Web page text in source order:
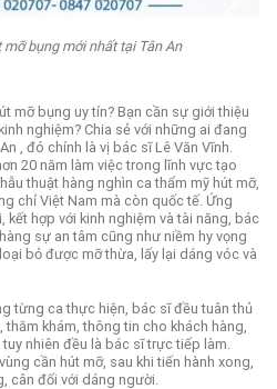
bụng mới nhất tại Tân An
mỡ bụng uy tín? Bạn cần sự giới thiệu
nghiệm? Chia sẻ với những ai đang
, đó chính là vị bác sĩ Lê Văn Vĩnh.
20 năm làm việc trong lĩnh vực tạo
thuật hàng nghìn ca thẩm mỹ hút mỡ,
chỉ Việt Nam mà còn quốc tế. Ứng
hợp với kinh nghiệm và tài năng, bác
sự an tâm cũng như niềm hy vọng
bỏ được mỡ thừa, lấy lại dáng vóc và
từng ca thực hiện, bác sĩ đều tuân thủ
khám, thông tin cho khách hàng,
nhiên đều là bác sĩ trực tiếp làm.
cần hút mỡ, sau khi tiến hành xong,
cân đối với dáng người.